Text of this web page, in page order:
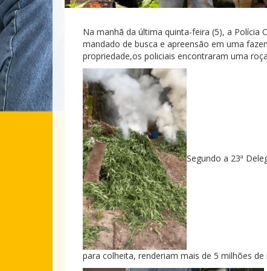
Na manhã da última quinta-feira (5), a Polícia
mandado de busca e apreensão em uma
propriedade,os policiais encontraram uma
Segundo a 23ª
para colheita, renderiam mais de 5 milhões